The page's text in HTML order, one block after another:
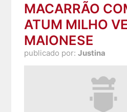
MACARRÃO
ATUM MILHO
MAIONESE
publicado por:Justina